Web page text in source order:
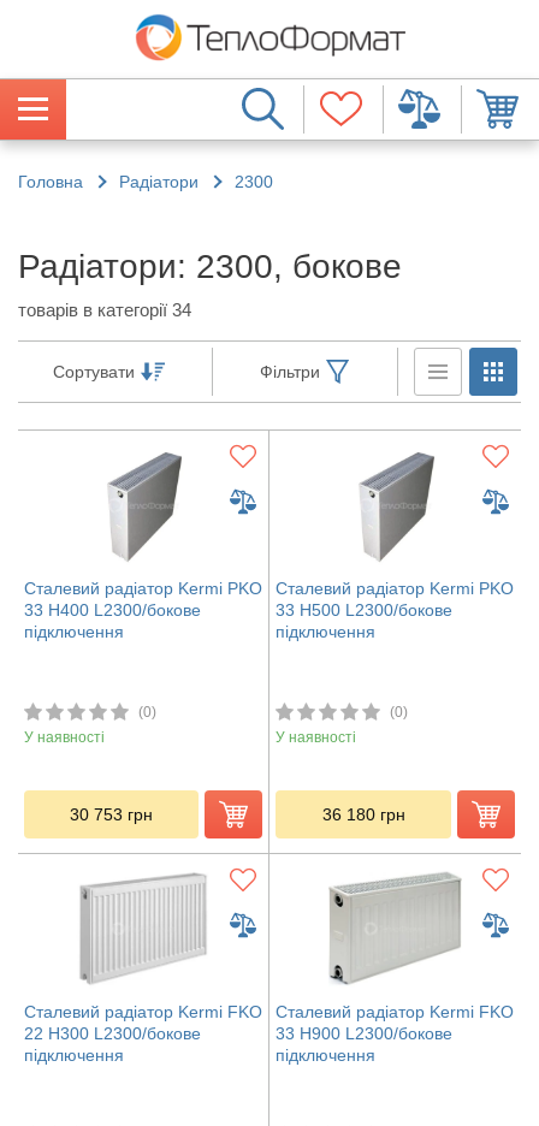
Головна Радіатори 2300
Радіатори: 2300, бокове
товарів в категорії 34
Сортувати Фільтри
Сталевий радіатор Kermi PKO
33 H400 L2300/бокове
підключення
(0)
У наявності
30 753 грн
Сталевий радіатор Kermi PKO
33 H500 L2300/бокове
підключення
(0)
У наявності
36 180 грн
Сталевий радіатор Kermi FKO
22 H300 L2300/бокове
підключення
Сталевий радіатор Kermi FKO
33 H900 L2300/бокове
підключення